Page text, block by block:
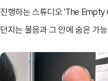
진행하는 스튜디오 'The
던지는 물음과 그 안에 숨은 가